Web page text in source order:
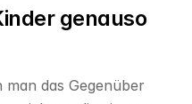
genauso
das Gegenüber